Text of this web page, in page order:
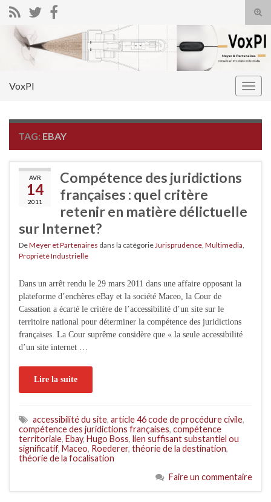
Search for:
VoxPI
TAG: EBAY
AVR
14
2011
Compétence des juridictions
françaises : quel critère
retenir en matière délictuelle
sur Internet?
DeMeyer et Partenaires dans la catégorie Jurisprudence Multimedia
Propriété Industrielle
Dans un arrêt rendu le 29 mars 2011 dans une affaire opposant la
plateforme d’enchères eBay et la société Maceo, la Cour de
Cassation a écarté le critère de l’accessibilité d’un site sur le
territoire national pour déterminer la compétence des juridictions
françaises. La Cour suprême considère que « la seule accessibilité
d’un site internet …
Lire la suite
accessibilité du site, article 46 code de procédure civile,
compétence des juridictions françaises, compétence
territoriale, Ebay, Hugo Boss, lien suffisant substantiel ou
significatif, Maceo, Roederer, théorie de la destination,
théorie de la focalisation
Faire un commentaire